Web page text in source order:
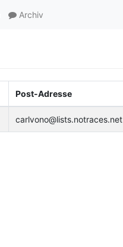
Archiv
Post-Adresse
carlvono@lists.notraces.net